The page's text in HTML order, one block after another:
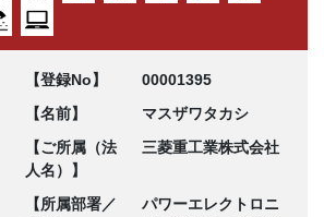
【登録No】
00001395
【名前】
マスザワタカシ
【ご所属（法
人名）】
三菱重工業株式会社
【所属部署／
パワーエレクトロニ